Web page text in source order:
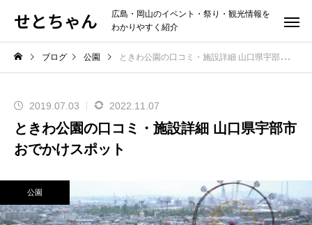
せとちゃん
広島・岡山のイベント・祭り・観光情報を
わかりやすく紹介
ブログ 公園 ときわ公園の口コミ・施設詳細 山口県宇部市おでかけスポット
2019.07.03 2022.11.07
ときわ公園の口コミ・施設詳細 山口県宇部市
おでかけスポット
公園